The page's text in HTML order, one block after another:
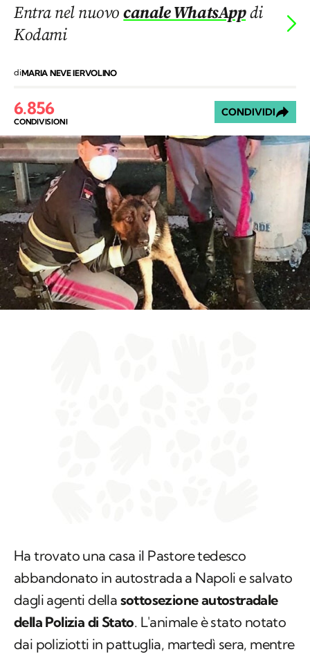
Entra nel nuovocanale WhatsAppdi
Kodami
diMARIA NEVE IERVOLINO
6.856
CONDIVISIONI
CONDIVIDI
Ha trovato una casa il Pastore tedesco
abbandonato in autostrada a Napoli e salvato
dagli agenti della sottosezione autostradale
della Polizia di Stato. L'animale è stato notato
dai poliziotti in pattuglia, martedì sera, mentre